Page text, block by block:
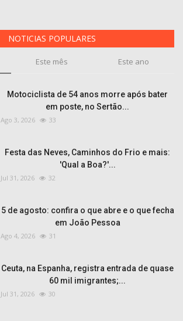
NOTICIAS POPULARES
Este mês Este ano
Motociclista de 54 anos morre após bater
em poste, no Sertão...
Ago 3, 2026 33
Festa das Neves, Caminhos do Frio e mais:
'Qual a Boa?'...
Jul 31, 2026 32
5 de agosto: confira o que abre e o que fecha
em João Pessoa
Ago 4, 2026 31
Ceuta, na Espanha, registra entrada de quase
60 mil imigrantes;...
Jul 31, 2026 30